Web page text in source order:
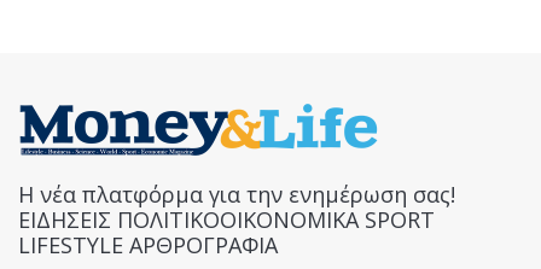
Η νέα πλατφόρμα για την ενημέρωση σας!
ΕΙΔΗΣΕΙΣ ΠΟΛΙΤΙΚΟΟΙΚΟΝΟΜΙΚΑ SPORT
LIFESTYLE ΑΡΘΡΟΓΡΑΦΙΑ